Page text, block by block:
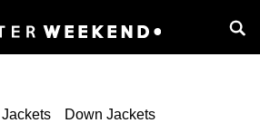
Down Jackets